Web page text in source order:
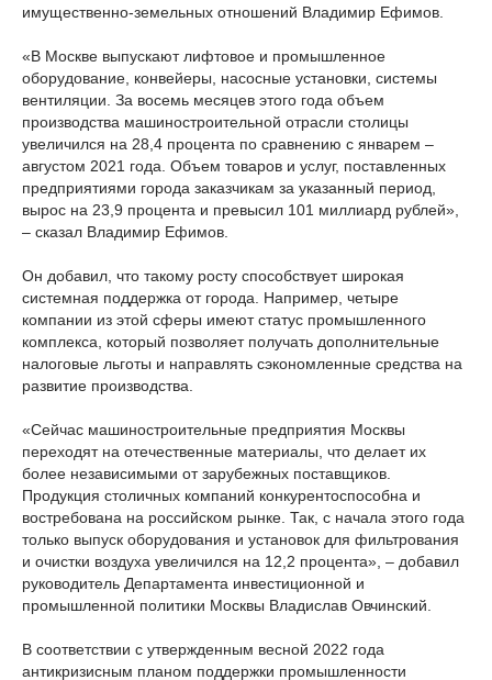
имущественно-земельных отношений Владимир Ефимов.
«В Москве выпускают лифтовое и промышленное
оборудование, конвейеры, насосные установки, системы
вентиляции. За восемь месяцев этого года объем
производства машиностроительной отрасли столицы
увеличился на 28,4 процента по сравнению с январем –
августом 2021 года. Объем товаров и услуг, поставленных
предприятиями города заказчикам за указанный период,
вырос на 23,9 процента и превысил 101 миллиард рублей»,
– сказал Владимир Ефимов.
Он добавил, что такому росту способствует широкая
системная поддержка от города. Например, четыре
компании из этой сферы имеют статус промышленного
комплекса, который позволяет получать дополнительные
налоговые льготы и направлять сэкономленные средства на
развитие производства.
«Сейчас машиностроительные предприятия Москвы
переходят на отечественные материалы, что делает их
более независимыми от зарубежных поставщиков.
Продукция столичных компаний конкурентоспособна и
востребована на российском рынке. Так, с начала этого года
только выпуск оборудования и установок для фильтрования
и очистки воздуха увеличился на 12,2 процента», – добавил
руководитель Департамента инвестиционной и
промышленной политики Москвы Владислав Овчинский.
В соответствии с утвержденным весной 2022 года
антикризисным планом поддержки промышленности